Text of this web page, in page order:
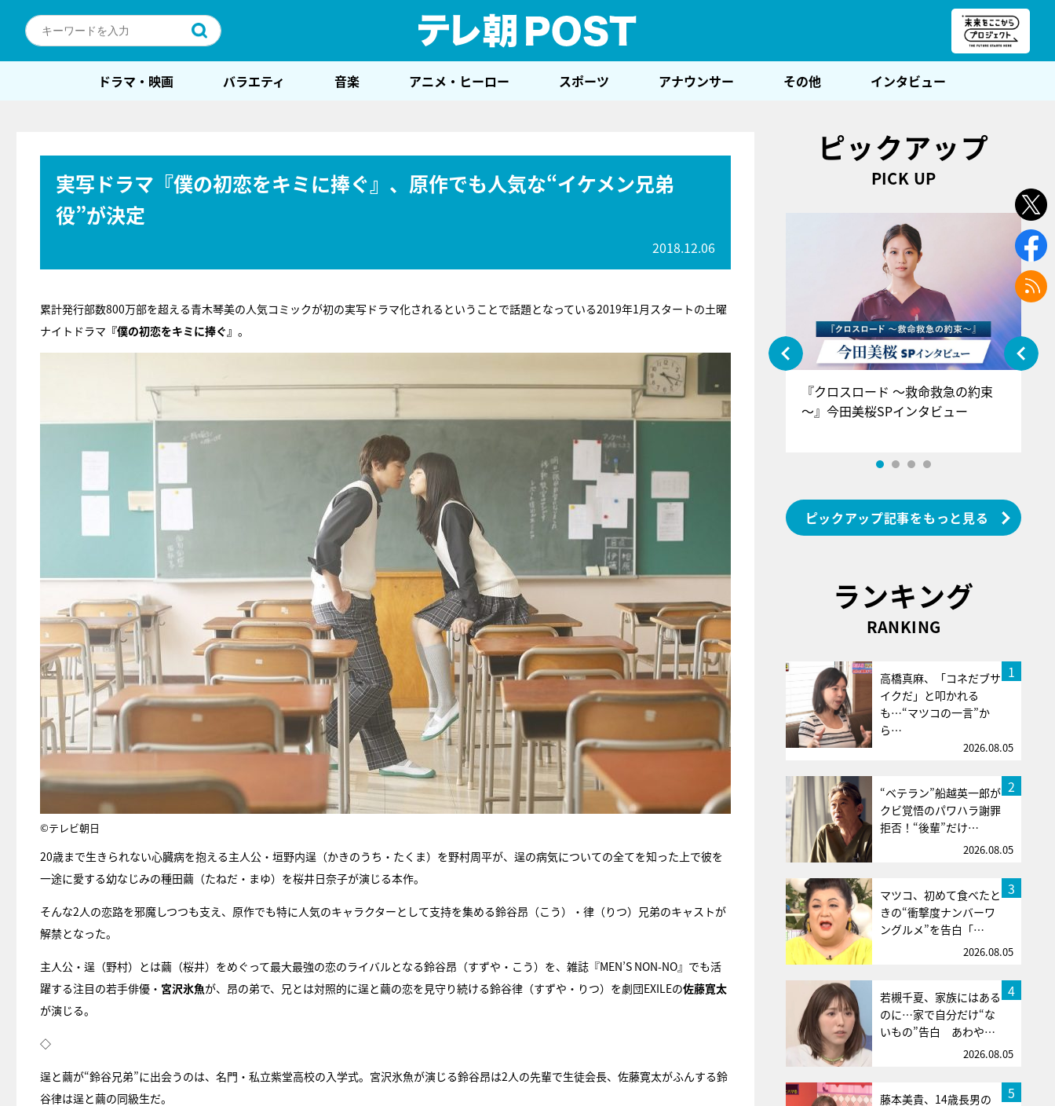
ドラマ・映画 バラエティ 音楽 アニメ・ヒーロー スポーツ アナウンサー その他 インタビュー
実写ドラマ『僕の初恋をキミに捧ぐ』、原作でも人気な“イケメン兄弟
役”が決定
2018.12.06
累計発行部数800万部を超える青木琴美の人気コミックが初の実写ドラマ化されるということで話題となっている2019年1月スタートの土曜
ナイトドラマ 『僕の初恋をキミに捧ぐ』 。
©テレビ朝日
20歳まで生きられない心臓病を抱える主人公・垣野内逞（かきのうち・たくま）を野村周平が、逞の病気についての全てを知った上で彼を
一途に愛する幼なじみの種田繭（たねだ・まゆ）を桜井日奈子が演じる本作。
そんな2人の恋路を邪魔しつつも支え、原作でも特に人気のキャラクターとして支持を集める鈴谷昂（こう）・律（りつ）兄弟のキャストが
解禁となった。
主人公・逞（野村）とは繭（桜井）をめぐって最大最強の恋のライバルとなる鈴谷昂（すずや・こう）を、雑誌『MEN’S NON-NO』でも活
躍する注目の若手俳優・ 宮沢氷魚が、昂の弟で、兄とは対照的に逞と繭の恋を見守り続ける鈴谷律（すずや・りつ）を劇団EXILEの佐藤寛太
が演じる。
◇
逞と繭が“鈴谷兄弟”に出会うのは、名門・私立紫堂高校の入学式。宮沢氷魚が演じる鈴谷昂は2人の先輩で生徒会長、佐藤寛太がふんする鈴
谷律は逞と繭の同級生だ。
ピックアップ
PICK UP
『アイ＝ラブ！げーみんぐ』＝LOV
E齋藤樹愛羅＆佐々木舞香SPインタ
ビュー
『クロスロード ～救命救急の約束
～』今田美桜SPインタビュー
ピックアップ記事をもっと見る
ランキング
RANKING
1
高橋真麻、「コネだブサ
イクだ」と叩かれる
も…“マツコの一言”か
ら…
2026.08.05
2
“ベテラン”船越英一郎が
クビ覚悟のパワハラ謝罪
拒否！“後輩”だけ…
2026.08.05
3
マツコ、初めて食べたと
きの“衝撃度ナンバーワ
ングルメ”を告白「…
2026.08.05
4
若槻千夏、家族にはある
のに…家で自分だけ“な
いもの”告白 あわや…
2026.08.05
5
藤本美貴、14歳長男の